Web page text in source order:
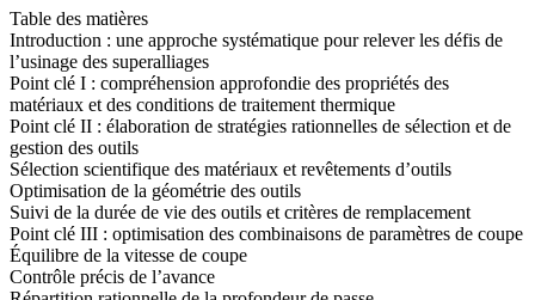
Table des matières
Introduction : une approche systématique pour relever les défis de
l’usinage des superalliages
Point clé I : compréhension approfondie des propriétés des
matériaux et des conditions de traitement thermique
Point clé II : élaboration de stratégies rationnelles de sélection et de
gestion des outils
Sélection scientifique des matériaux et revêtements d’outils
Optimisation de la géométrie des outils
Suivi de la durée de vie des outils et critères de remplacement
Point clé III : optimisation des combinaisons de paramètres de coupe
Équilibre de la vitesse de coupe
Contrôle précis de l’avance